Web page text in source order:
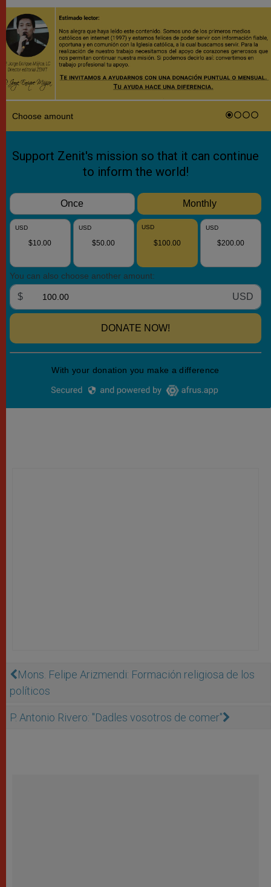
Mons. Felipe Arizmendi: Formación religiosa de los
políticos
P. Antonio Rivero: "Dadles vosotros de comer"